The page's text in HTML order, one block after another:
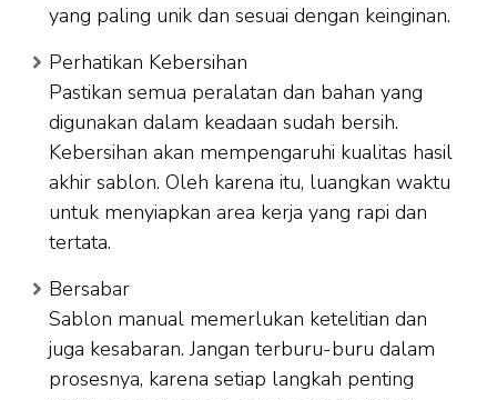
yang paling unik dan sesuai dengan keinginan.
Perhatikan Kebersihan
Pastikan semua peralatan dan bahan yang
digunakan dalam keadaan sudah bersih.
Kebersihan akan mempengaruhi kualitas hasil
akhir sablon. Oleh karena itu, luangkan waktu
untuk menyiapkan area kerja yang rapi dan
tertata.
Bersabar
Sablon manual memerlukan ketelitian dan
juga kesabaran. Jangan terburu-buru dalam
prosesnya, karena setiap langkah penting